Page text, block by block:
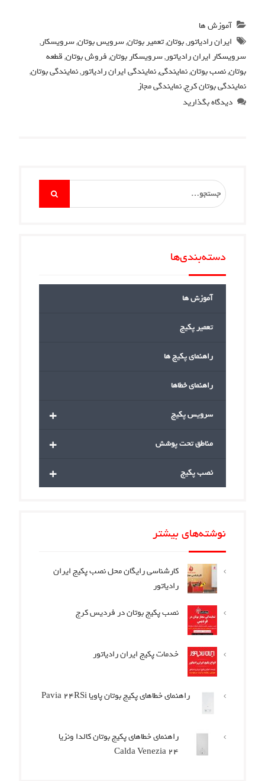
آموزش ها
ایران رادیاتور,بوتان,تعمیر بوتان,سرویس بوتان,سرویسکار,
سرویسکار ایران رادیاتور,سرویسکار بوتان,فروش بوتان,قطعه
بوتان,نصب بوتان,نمایندگی,نمایندگی ایران رادیاتور,نمایندگی بوتان,
نمایندگی بوتان کرج,نمایندگی مجاز
دیدگاه بگذارید
Search
for:
دسته‌بندی‌ها
آموزش ها
تعمیر پکیج
راهنمای پکیج ها
راهنمای خطاها
+ سرویس پکیج
+ مناطق تحت پوشش
+ نصب پکیج
نوشته‌های بیشتر
کارشناسی رایگان محل نصب پکیج ایران
رادیاتور
نصب پکیج بوتان در فردیس کرج
خدمات پکیج ایران رادیاتور
راهنمای خطاهای پکیج بوتان پاویا Pavia 24RSi
راهنمای خطاهای پکیج بوتان کالدا ونزیا
Calda Venezia 24